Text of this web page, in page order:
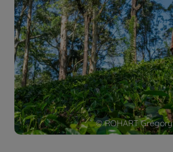
© ROHART Grégory